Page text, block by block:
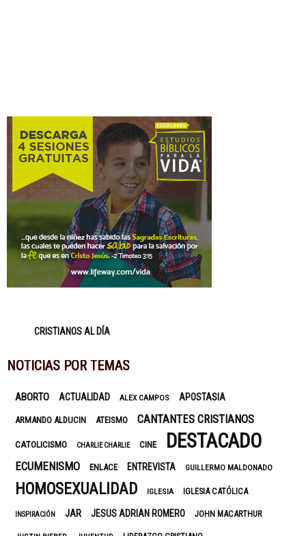
CRISTIANOS AL DÍA
NOTICIAS POR TEMAS
ABORTO ACTUALIDAD ALEX CAMPOS APOSTASIA
ARMANDO ALDUCIN ATEISMO CANTANTES CRISTIANOS
CATOLICISMO CHARLIE CHARLIE CINE DESTACADO
ECUMENISMO ENLACE ENTREVISTA GUILLERMO MALDONADO
HOMOSEXUALIDAD IGLESIA IGLESIA CATÓLICA
INSPIRACIÓN JAR JESUS ADRIAN ROMERO JOHN MACARTHUR